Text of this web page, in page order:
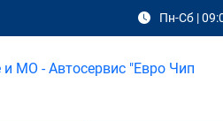
Пн-Сб |